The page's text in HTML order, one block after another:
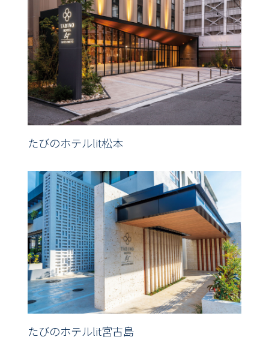
たびのホテルlit松本
たびのホテルlit宮古島